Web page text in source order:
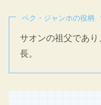
ペク・ジャンホの役柄
サオンの祖父であ
長。